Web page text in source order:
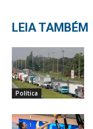
LEIA TAMBÉM
Política